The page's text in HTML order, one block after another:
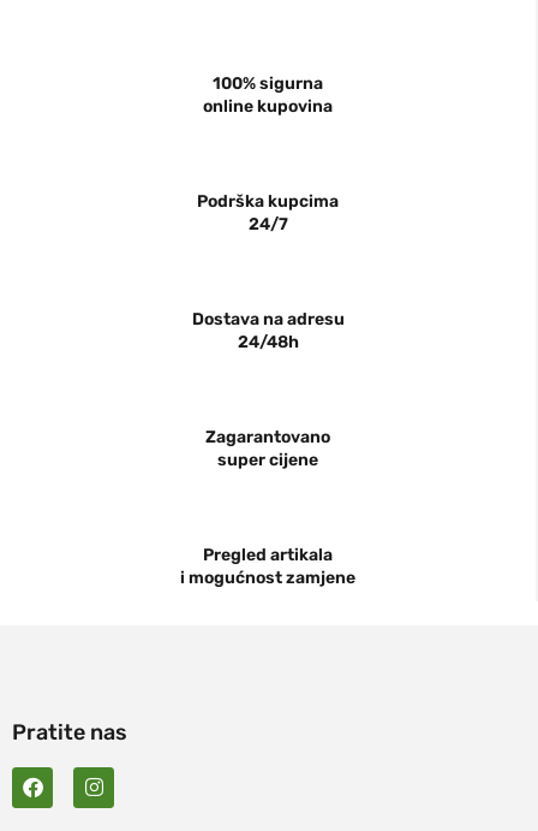
100% sigurna
online kupovina
Podrška kupcima
24/7
Dostava na adresu
24/48h
Zagarantovano
super cijene
Pregled artikala
i mogućnost zamjene
Pratite nas